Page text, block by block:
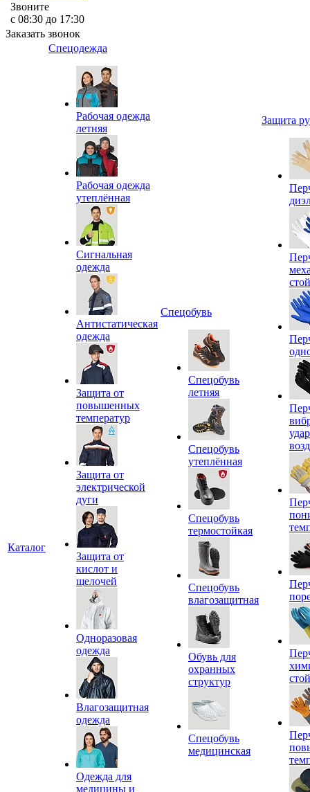
Звоните
с 08:30 до 17:30
Заказать звонок
Каталог
Спецодежда
Рабочая одежда
летняя
Рабочая одежда
утеплённая
Сигнальная
одежда
Антистатическая
одежда
Защита от
повышенных
температур
Защита от
электрической
дуги
Защита от
кислот и
щелочей
Одноразовая
одежда
Влагозащитная
одежда
Одежда для
медицины и
Спецобувь
Спецобувь
летняя
Спецобувь
утеплённая
Спецобувь
термостойкая
Спецобувь
влагозащитная
Обувь для
охранных
структур
Спецобувь
медицинская
Защита